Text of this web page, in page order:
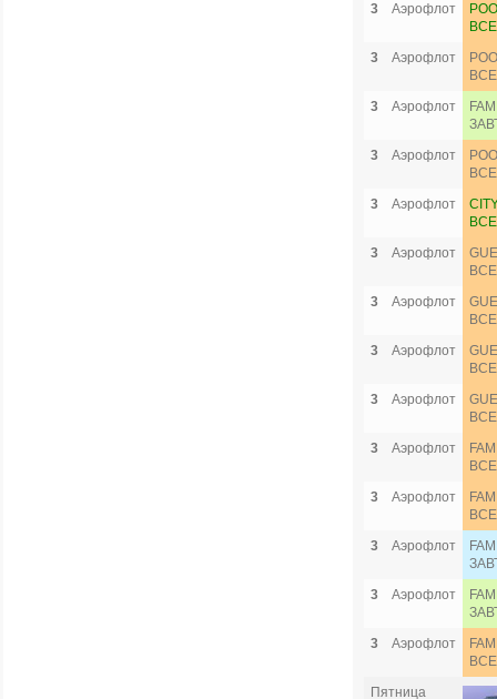
3
Аэрофлот
3
Аэрофлот
3
Аэрофлот
3
Аэрофлот
3
Аэрофлот
3
Аэрофлот
3
Аэрофлот
3
Аэрофлот
3
Аэрофлот
3
Аэрофлот
3
Аэрофлот
3
Аэрофлот
3
Аэрофлот
3
Аэрофлот
Пятница